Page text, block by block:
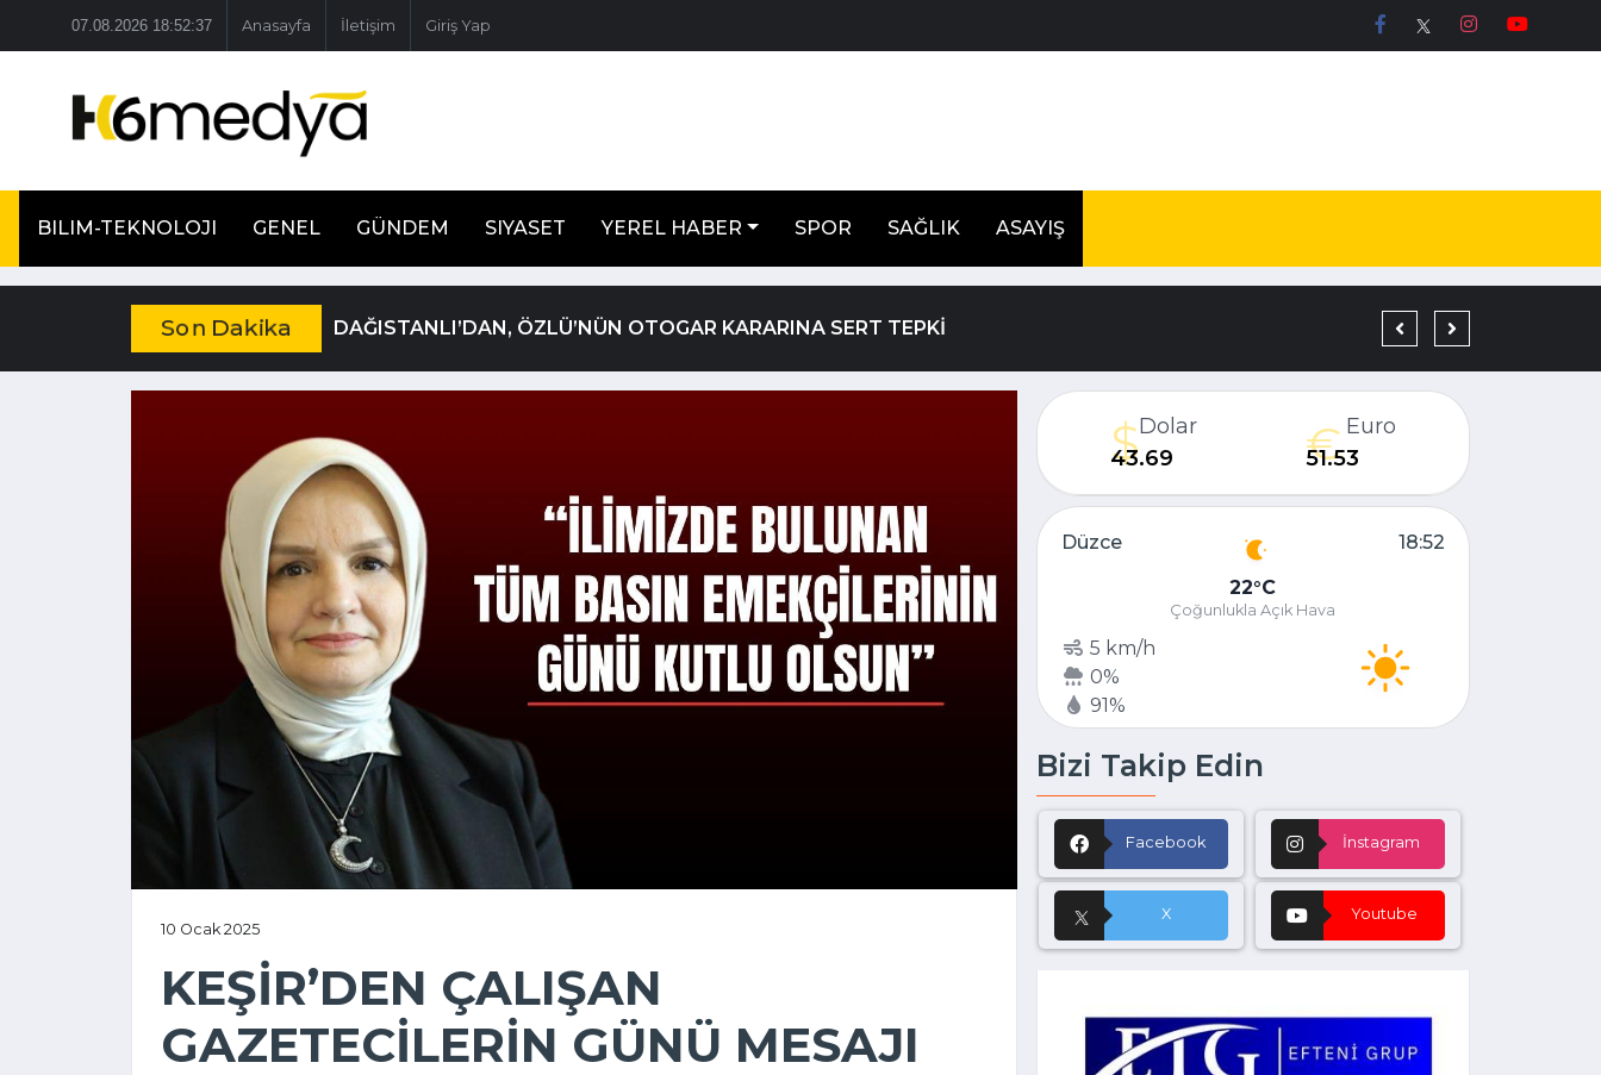
07.08.2026 18:52:38 Anasayfa İletişim Giriş Yap
BILIM-TEKNOLOJI GENEL GÜNDEM SIYASET YEREL HABER SPOR SAĞLIK ASAYIŞ
Son Dakika DAĞISTANLI’DAN, ÖZLÜ’NÜN OTOGAR KARARINA SERT TEPKİ 19 YIL KESİNLEŞMİŞ
10 Ocak 2025
KEŞİR’DEN ÇALIŞAN
GAZETECİLERİN GÜNÜ MESAJI
Dolar
43.69
Euro
51.53
Düzce
18:52
22 C
Çoğunlukla Açık Hava
5 km/h
0%
91%
Bizi Takip Edin
Facebook İnstagram
X Youtube